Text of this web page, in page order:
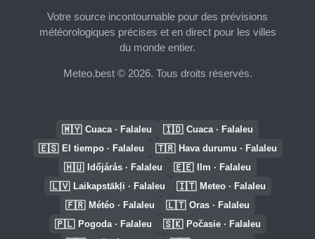
Votre source incontournable pour des prévisions
météorologiques précises et en direct pour les villes
du monde entier.
Meteo.best © 2026. Tous droits réservés.
🇲🇾 Cuaca · Falaleu 🇮🇩 Cuaca · Falaleu
🇪🇸 El tiempo · Falaleu 🇹🇷 Hava durumu · Falaleu
🇭🇺 Időjárás · Falaleu 🇪🇪 Ilm · Falaleu
🇱🇻 Laikapstākļi · Falaleu 🇮🇹 Meteo · Falaleu
🇫🇷 Météo · Falaleu 🇱🇹 Oras · Falaleu
🇵🇱 Pogoda · Falaleu 🇸🇰 Počasie · Falaleu